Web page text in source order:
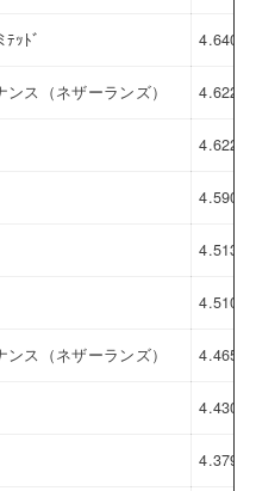
ｯﾄﾞ 4.640
ス（ネザーランズ） 4.622
4.622
4.590
4.513
4.510
ス（ネザーランズ） 4.465
4.430
4.379